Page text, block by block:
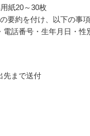
紙20～30枚
要約を付け、以下の事
電話番号・生年月日・性
先まで送付